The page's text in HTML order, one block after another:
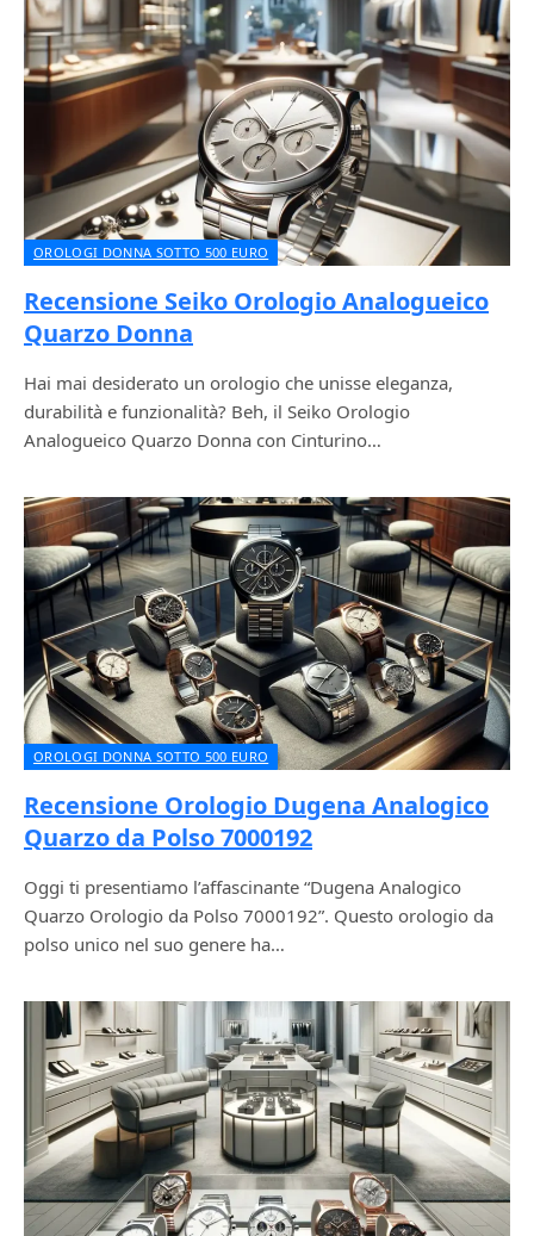
OROLOGI DONNA SOTTO 500 EURO
Recensione Seiko Orologio Analogueico
Quarzo Donna
Hai mai desiderato un orologio che unisse eleganza,
durabilità e funzionalità? Beh, il Seiko Orologio
Analogueico Quarzo Donna con Cinturino…
OROLOGI DONNA SOTTO 500 EURO
Recensione Orologio Dugena Analogico
Quarzo da Polso 7000192
Oggi ti presentiamo l’affascinante “Dugena Analogico
Quarzo Orologio da Polso 7000192”. Questo orologio da
polso unico nel suo genere ha…